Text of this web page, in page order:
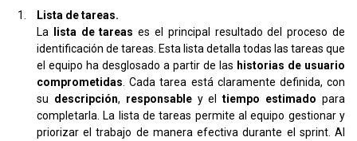
Lista de tareas.
La
lista de tareas es el principal resultado del proceso de
identificación de tareas. Esta lista detalla todas las tareas que
el equipo ha desglosado a partir de las historias de usuario
comprometidas . Cada tarea está claramente definida, con
su descripción, responsabley eltiempo estimado para
completarla. La lista de tareas permite al equipo gestionar y
priorizar el trabajo de manera efectiva durante el sprint. Al